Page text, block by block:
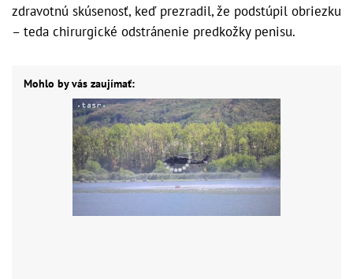
zdravotnú skúsenosť, keď prezradil, že podstúpil obriezku
– teda chirurgické odstránenie predkožky penisu.
Mohlo by vás zaujímať: